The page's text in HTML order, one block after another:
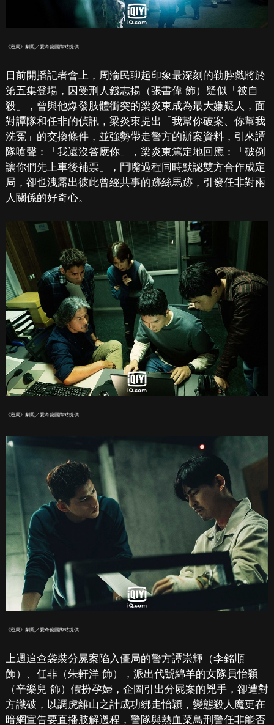
《逆局》劇照／愛奇藝國際站提供
日前開播記者會上，周渝民聊起印象最深刻的勒脖戲將於
第五集登場，因受刑人錢志揚（張書偉 飾）疑似「被自
殺」，曾與他爆發肢體衝突的梁炎東成為最大嫌疑人，面
對譚隊和任非的偵訊，梁炎東提出「我幫你破案、你幫我
洗冤」的交換條件，並強勢帶走警方的辦案資料，引來譚
隊嗆聲：「我還沒答應你」，梁炎東篤定地回應：「破例
讓你們先上車後補票」，鬥嘴過程同時默認雙方合作成定
局，卻也洩露出彼此曾經共事的跡絲馬跡，引發任非對兩
人關係的好奇心。
《逆局》劇照／愛奇藝國際站提供
《逆局》劇照／愛奇藝國際站提供
上週追查袋裝分屍案陷入僵局的警方譚崇輝（李銘順
飾）、任非（朱軒洋 飾），派出代號綿羊的女隊員怡穎
（辛樂兒 飾）假扮孕婦，企圖引出分屍案的兇手，卻遭對
方識破，以調虎離山之計成功綁走怡穎，變態殺人魔更在
暗網宣告要直播肢解過程，警隊與熱血菜鳥刑警任非能否